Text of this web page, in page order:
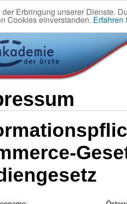
Erbringung unserer Dienste.
Cookies einverstanden. Erfahren